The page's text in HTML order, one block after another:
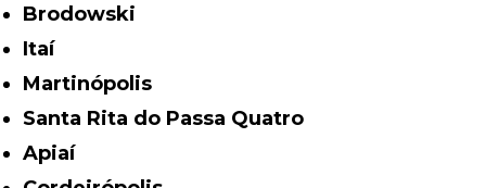
Brodowski
Itaí
Martinópolis
Santa Rita do Passa Quatro
Apiaí